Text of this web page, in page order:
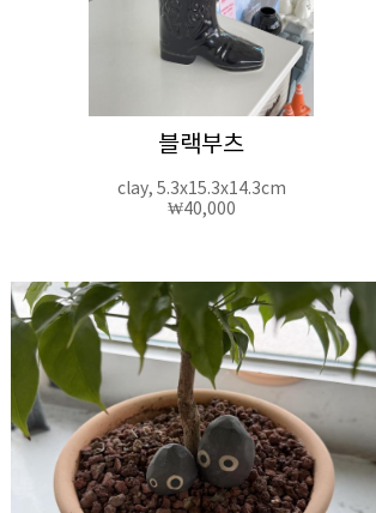
블랙부츠
clay, 5.3x15.3x14.3cm
₩40,000